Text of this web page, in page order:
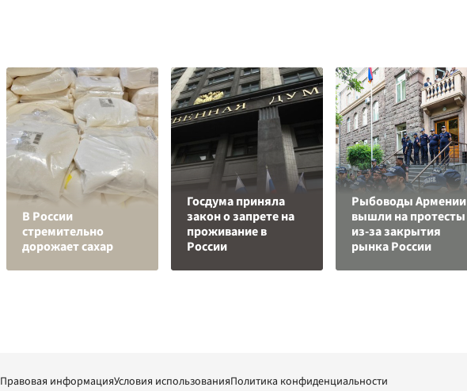
В России
стремительно
дорожает сахар
Госдума приняла
закон о запрете на
проживание в
России
Рыбоводы Армении
вышли на протесты
из-за закрытия
рынка России
Правовая информацияУсловия использованияПолитика конфиденциальности